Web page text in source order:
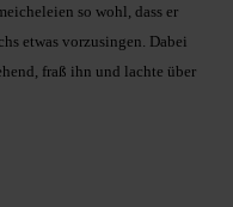
so wohl, dass er
etwas vorzusingen. Dabei
fraß ihn und lachte über